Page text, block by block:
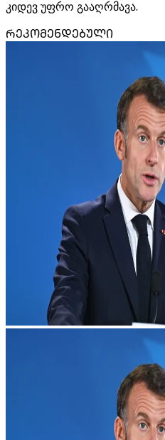
კიდევ უფრო გააღრმავა.
ᲠᲔᲙᲝᲛᲔᲜᲓᲔᲑᲣᲚᲘ